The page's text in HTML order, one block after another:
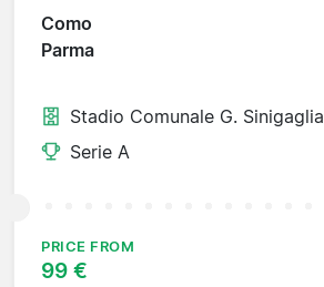
Como
Parma
Stadio Comunale G. Sinigaglia
Serie A
PRICE FROM
99 €